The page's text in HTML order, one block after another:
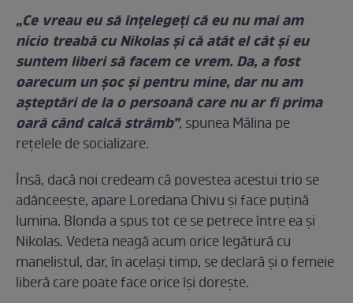
„Ce vreau eu să înțelegeți că eu nu mai am
nicio treabă cu Nikolas și că atât el cât și eu
suntem liberi să facem ce vrem. Da, a fost
oarecum un șoc și pentru mine, dar nu am
așteptări de la o persoană care nu ar fi prima
oară când calcă strâmb”, spunea Mălina pe
rețelele de socializare.
Însă, dacă noi credeam că povestea acestui trio se
adânceeşte, apare Loredana Chivu şi face puţină
lumina. Blonda a spus tot ce se petrece între ea şi
Nikolas. Vedeta neagă acum orice legătură cu
manelistul, dar, în acelaşi timp, se declară şi o femeie
liberă care poate face orice îşi doreşte.